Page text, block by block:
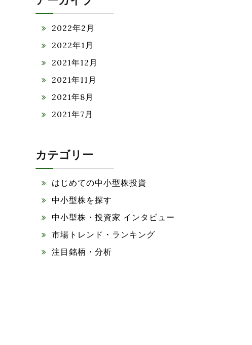
2022年2月
2022年1月
2021年12月
2021年11月
2021年8月
2021年7月
カテゴリー
はじめての中小型株投資
中小型株を探す
中小型株・投資家 インタビュー
市場トレンド・ランキング
注目銘柄・分析